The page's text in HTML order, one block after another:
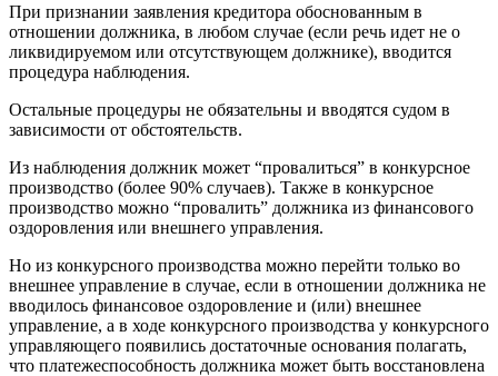
При признании заявления кредитора обоснованным в
отношении должника, в любом случае (если речь идет не о
ликвидируемом или отсутствующем должнике), вводится
процедура наблюдения.
Остальные процедуры не обязательны и вводятся судом в
зависимости от обстоятельств.
Из наблюдения должник может “провалиться” в конкурсное
производство (более 90% случаев). Также в конкурсное
производство можно “провалить” должника из финансового
оздоровления или внешнего управления.
Но из конкурсного производства можно перейти только во
внешнее управление в случае, если в отношении должника не
вводилось финансовое оздоровление и (или) внешнее
управление, а в ходе конкурсного производства у конкурсного
управляющего появились достаточные основания полагать,
что платежеспособность должника может быть восстановлена